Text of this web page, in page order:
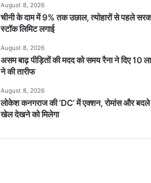
August 8, 2026
चीनी के दाम में 9% तक उछाल, त्योहारों से पहले
स्टॉक लिमिट लगाई
August 8, 2026
असम बाढ़ पीड़ितों की मदद को समय रैना ने दिए 10
ने की तारीफ
August 8, 2026
लोकेश कनगराज की ‘DC’ में एक्शन, रोमांस और
खेल देखने को मिलेगा